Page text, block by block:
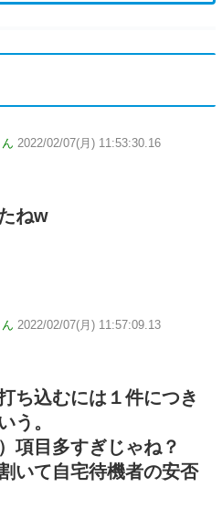
2022/02/07(月) 11:53:30.16
ねw
2022/02/07(月) 11:57:09.13
ち込むには１件につき
う。
項目多すぎじゃね？
いて自宅待機者の安否